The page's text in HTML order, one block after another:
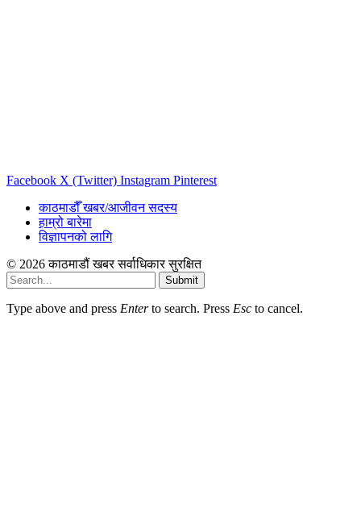
Facebook X (Twitter) Instagram Pinterest
काठमाडौँ खबर/आजीवन सदस्य
हाम्रो बारेमा
विज्ञापनको लागि
© 2026 काठमाडौं खबर सर्वाधिकार सुरक्षित
Submit
Type above and press Enterto search. Press Esc to cancel.